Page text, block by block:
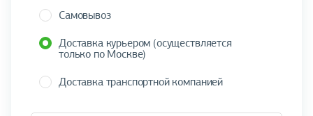
Самовывоз
Доставка курьером (осуществляется
только по Москве)
Доставка транспортной компанией